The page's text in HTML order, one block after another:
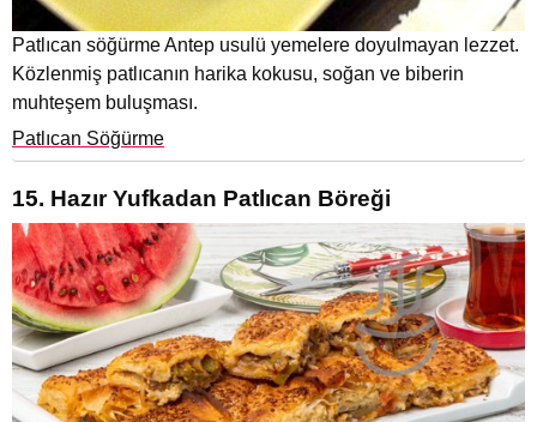
Patlıcan söğürme Antep usulü yemelere doyulmayan lezzet.
Közlenmiş patlıcanın harika kokusu, soğan ve biberin
muhteşem buluşması.
Patlıcan Söğürme
15. Hazır Yufkadan Patlıcan Böreği